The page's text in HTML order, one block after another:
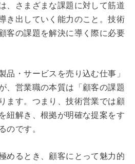
、さまざまな課題に対して筋道
き出していく能力のこと。技術
客の課題を解決に導く際に必要
品・サービスを売り込む仕事」
、営業職の本質は「顧客の課題
ます。つまり、技術営業では顧
紐解き、根拠が明確な提案をす
のです。
めるとき、顧客にとって魅力的